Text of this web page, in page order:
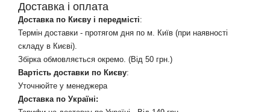
Доставка і оплата
Доставка по Києву і передмісті:
Термін доставки - протягом дня по м. Київ (при наявності
складу в Києві).
Збірка обмовляється окремо. (Від 50 грн.)
Вартість доставки по Києву:
Уточнюйте у менеджера
Доставка по Україні: